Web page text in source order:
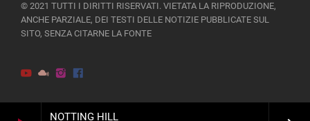
NOTTING HILL
© 2021 TUTTI I DIRITTI RISERVATI. VIETATA LA RIPRODUZIONE,
ANCHE PARZIALE, DEI TESTI DELLE NOTIZIE PUBBLICATE SUL
SITO, SENZA CITARNE LA FONTE